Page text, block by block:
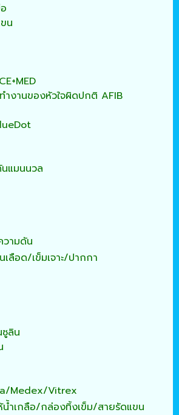
น
ำงานของหัวใจผิดปกติ AFIB
แมนนวล
วามดัน
เลือด/เข็มเจาะ/ปากกา
ลิน
Medex/Vitrex
ำเกลือ/กล่องทิ้งเข็ม/สายรัดแขน